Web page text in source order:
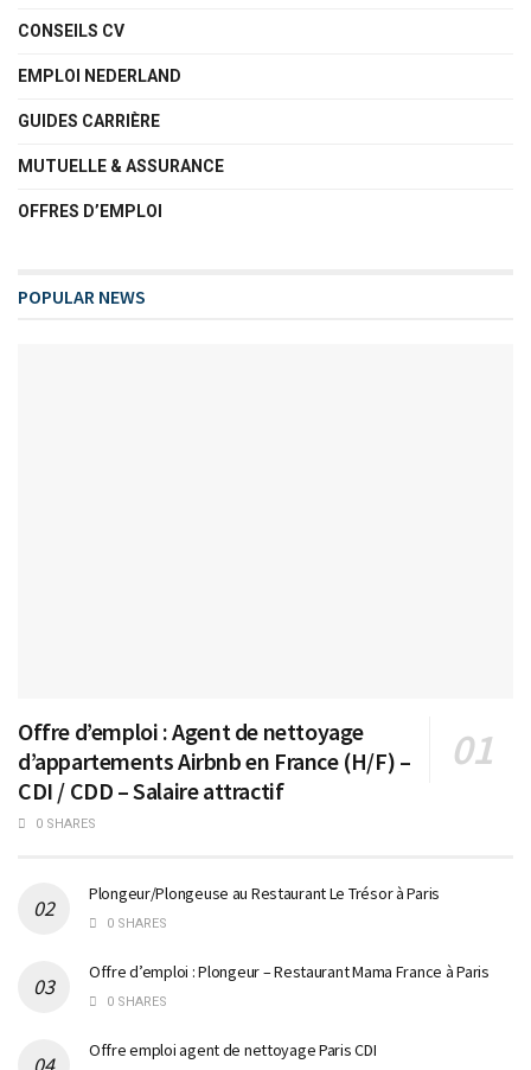
CONSEILS CV
EMPLOI NEDERLAND
GUIDES CARRIÈRE
MUTUELLE & ASSURANCE
OFFRES D’EMPLOI
POPULAR NEWS
Offre d’emploi : Agent de nettoyage
d’appartements Airbnb en France (H/F) –
CDI / CDD – Salaire attractif
0 SHARES
Plongeur/Plongeuse au Restaurant Le Trésor à Paris
0 SHARES
Offre d’emploi : Plongeur – Restaurant Mama France à Paris
0 SHARES
Offre emploi agent de nettoyage Paris CDI